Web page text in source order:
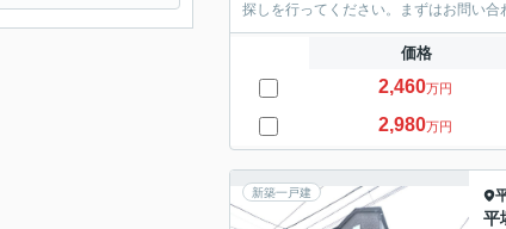
探しを行ってください。まずはお問い合
価格
2,460万円
2,980万円
新築一戸建
平